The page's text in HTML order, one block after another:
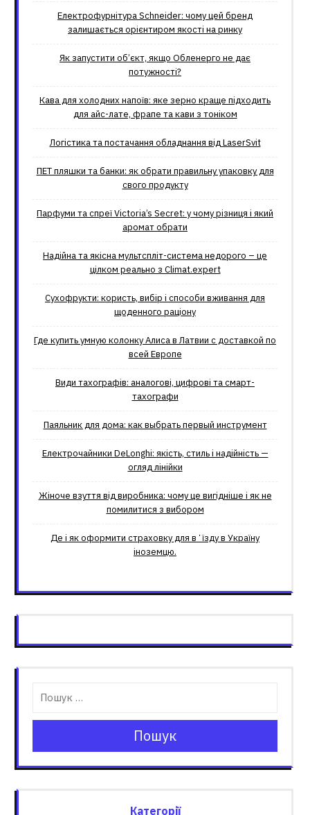
Електрофурнітура Schneider: чому цей бренд
залишається орієнтиром якості на ринку
Як запустити об’єкт, якщо Обленерго не дає
потужності?
Кава для холодних напоїв: яке зерно краще підходить
для айс-лате, фрапе та кави з тоніком
Логістика та постачання обладнання від LaserSvit
ПЕТ пляшки та банки: як обрати правильну упаковку для
свого продукту
Парфуми та спреї Victoria’s Secret: у чому різниця і який
аромат обрати
Надійна та якісна мультспліт-система недорого – це
цілком реально з Climat.еxpert
Сухофрукти: користь, вибір і способи вживання для
щоденного раціону
Где купить умную колонку Алиса в Латвии с доставкой по
всей Европе
Види тахографів: аналогові, цифрові та смарт-
тахографи
Паяльник для дома: как выбрать первый инструмент
Електрочайники DeLonghi: якість, стиль і надійність —
огляд лінійки
Жіноче взуття від виробника: чому це вигідніше і як не
помилитися з вибором
Де і як оформити страховку для вʼїзду в Україну
іноземцю.
Пошук
Категорії